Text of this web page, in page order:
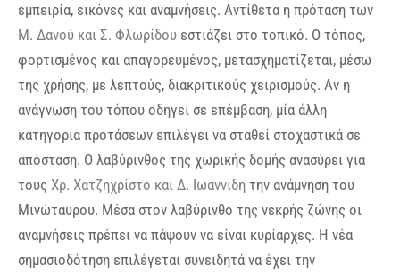
εμπειρία, εικόνες και αναμνήσεις. Αντίθετα η πρόταση των
Μ. Δανού και Σ. Φλωρίδου εστιάζει στο τοπικό. Ο τόπος,
φορτισμένος και απαγορευμένος, μετασχηματίζεται, μέσω
της χρήσης, με λεπτούς, διακριτικούς χειρισμούς. Αν η
ανάγνωση του τόπου οδηγεί σε επέμβαση, μία άλλη
κατηγορία προτάσεων επιλέγει να σταθεί στοχαστικά σε
απόσταση. Ο λαβύρινθος της χωρικής δομής ανασύρει για
τους Χρ. Χατζηχρίστο και Δ. Ιωαννίδη την ανάμνηση του
Μινώταυρου. Μέσα στον λαβύρινθο της νεκρής ζώνης οι
αναμνήσεις πρέπει να πάψουν να είναι κυρίαρχες. Η νέα
σημασιοδότηση επιλέγεται συνειδητά να έχει την